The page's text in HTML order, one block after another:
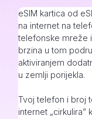
eSIM kartica od
na internet na
telefonske mreže
brzina u tom
aktiviranjem
u zemlji porijekla.
Tvoj telefon i broj
internet „cirkulira”